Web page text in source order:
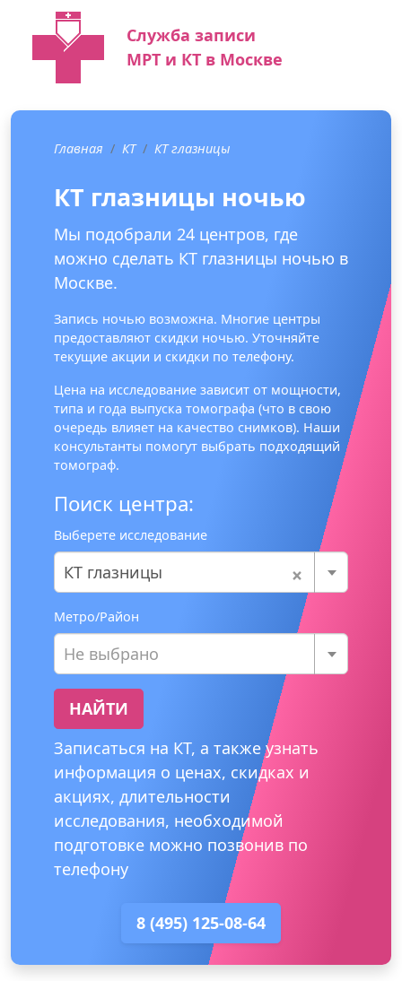
Служба записи
МРТ и КТ в Москве
Главная КТ КТ глазницы
КТ глазницы ночью
Мы подобрали 24 центров, где
можно сделать КТ глазницы ночью в
Москве.
Запись ночью возможна. Многие центры
предоставляют скидки ночью. Уточняйте
текущие акции и скидки по телефону.
Цена на исследование зависит от мощности,
типа и года выпуска томографа (что в свою
очередь влияет на качество снимков). Наши
консультанты помогут выбрать подходящий
томограф.
Поиск центра:
Выберете исследование
×
КТ глазницы
Метро/Район
Не выбрано
НАЙТИ
Записаться на КТ, а также узнать
информация о ценах, скидках и
акциях, длительности
исследования, необходимой
подготовке можно позвонив по
телефону
8 (495) 125-08-64